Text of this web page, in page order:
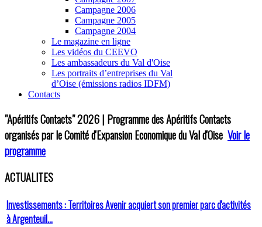
Campagne 2006
Campagne 2005
Campagne 2004
Le magazine en ligne
Les vidéos du CEEVO
Les ambassadeurs du Val d'Oise
Les portraits d’entreprises du Val
d’Oise (émissions radios IDFM)
Contacts
"Apéritifs Contacts"2026 | Programme des Apéritifs Contacts
organisés par le Comité d'Expansion Economique du Val d'Oise Voir le
programme
ACTUALITES
Investissements : Territoires Avenir acquiert son premier parc d'activités
à Argenteuil...